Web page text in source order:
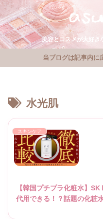
美容とコスメが大好き
当ブログは記事内に
水光肌
スキンケア
【韓国プチプラ化粧水】
代用できる！？話題の化粧